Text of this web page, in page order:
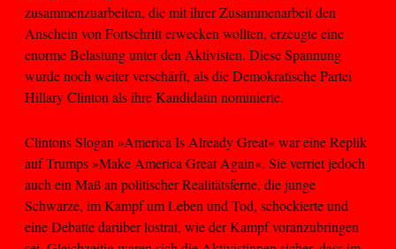
zusammenzuarbeiten, die mit ihrer Zusammenarbeit den
Anschein von Fortschritt erwecken wollten, erzeugte eine
enorme Belastung unter den Aktivisten. Diese Spannung
wurde noch weiter verschärft, als die Demokratische Partei
Hillary Clinton als ihre Kandidatin nominierte.
Clintons Slogan »America Is Already Great« war eine Replik
auf Trumps »Make America Great Again«. Sie verriet jedoch
auch ein Maß an politischer Realitätsferne, die junge
Schwarze, im Kampf um Leben und Tod, schockierte und
eine Debatte darüber lostrat, wie der Kampf voranzubringen